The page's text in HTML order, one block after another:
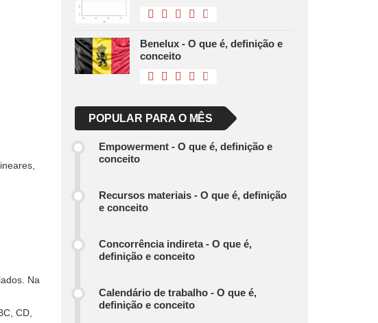
Na
CD,
Benelux - O que é, definição e
conceito
POPULAR PARA O MÊS
Empowerment - O que é, definição e
conceito
Recursos materiais - O que é, definição
e conceito
Concorrência indireta - O que é,
definição e conceito
Calendário de trabalho - O que é,
definição e conceito